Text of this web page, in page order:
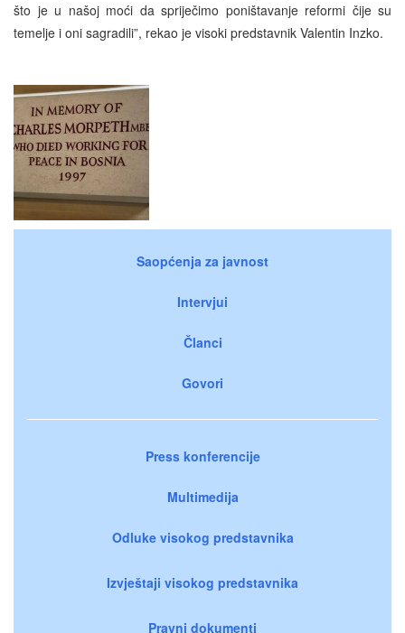
što je u našoj moći da spriječimo poništavanje reformi čije su
temelje i oni sagradili”, rekao je visoki predstavnik Valentin Inzko.
Saopćenja za javnost
Intervjui
Članci
Govori
Press konferencije
Multimedija
Odluke visokog predstavnika
Izvještaji visokog predstavnika
Pravni dokumenti